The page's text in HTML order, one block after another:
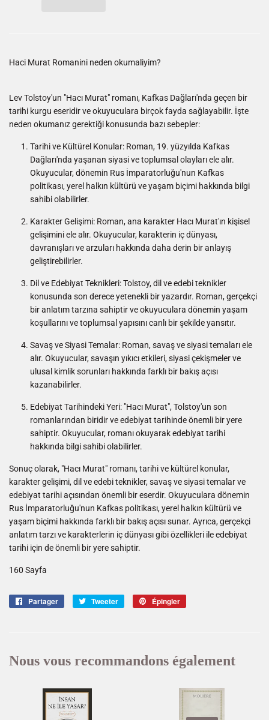
Haci Murat Romanini neden okumaliyim?
Lev Tolstoy'un "Hacı Murat" romanı, Kafkas Dağları'nda geçen bir
tarihi kurgu eseridir ve okuyuculara birçok fayda sağlayabilir. İşte
neden okumanız gerektiği konusunda bazı sebepler:
Tarihi ve Kültürel Konular: Roman, 19. yüzyılda Kafkas
Dağları'nda yaşanan siyasi ve toplumsal olayları ele alır.
Okuyucular, dönemin Rus İmparatorluğu'nun Kafkas
politikası, yerel halkın kültürü ve yaşam biçimi hakkında bilgi
sahibi olabilirler.
Karakter Gelişimi: Roman, ana karakter Hacı Murat'ın kişisel
gelişimini ele alır. Okuyucular, karakterin iç dünyası,
davranışları ve arzuları hakkında daha derin bir anlayış
geliştirebilirler.
Dil ve Edebiyat Teknikleri: Tolstoy, dil ve edebi teknikler
konusunda son derece yetenekli bir yazardır. Roman, gerçekçi
bir anlatım tarzına sahiptir ve okuyuculara dönemin yaşam
koşullarını ve toplumsal yapısını canlı bir şekilde yansıtır.
Savaş ve Siyasi Temalar: Roman, savaş ve siyasi temaları ele
alır. Okuyucular, savaşın yıkıcı etkileri, siyasi çekişmeler ve
ulusal kimlik sorunları hakkında farklı bir bakış açısı
kazanabilirler.
Edebiyat Tarihindeki Yeri: "Hacı Murat", Tolstoy'un son
romanlarından biridir ve edebiyat tarihinde önemli bir yere
sahiptir. Okuyucular, romanı okuyarak edebiyat tarihi
hakkında bilgi sahibi olabilirler.
Sonuç olarak, "Hacı Murat" romanı, tarihi ve kültürel konular,
karakter gelişimi, dil ve edebi teknikler, savaş ve siyasi temalar ve
edebiyat tarihi açısından önemli bir eserdir. Okuyuculara dönemin
Rus İmparatorluğu'nun Kafkas politikası, yerel halkın kültürü ve
yaşam biçimi hakkında farklı bir bakış açısı sunar. Ayrıca, gerçekçi
anlatım tarzı ve karakterlerin iç dünyası gibi özellikleri ile edebiyat
tarihi için de önemli bir yere sahiptir.
160 Sayfa
Partager
PartagerTweeter
Tweeter
Épingler
Nous vous recommandons également